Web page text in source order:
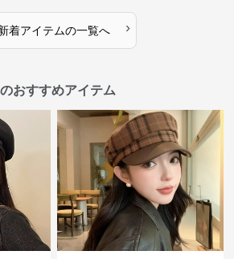
着アイテムの一覧へ ›
おすすめアイテム